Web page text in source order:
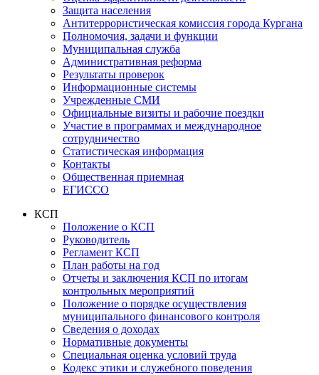
Защита населения
Антитеррористическая комиссия города Кургана
Полномочия, задачи и функции
Муниципальная служба
Административная реформа
Результаты проверок
Информационные системы
Учрежденные СМИ
Официальные визиты и рабочие поездки
Участие в программах и международное
сотрудничество
Статистическая информация
Контакты
Общественная приемная
ЕГИССО
КСП
Положение о КСП
Руководитель
Регламент КСП
План работы на год
Отчеты и заключения КСП по итогам
контрольных мероприятий
Положение о порядке осуществления
муниципального финансового контроля
Сведения о доходах
Нормативные документы
Специальная оценка условий труда
Кодекс этики и служебного поведения